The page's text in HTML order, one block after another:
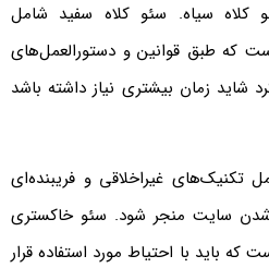
سیاه. سئو کلاه سفید شامل
که طبق قوانین و دستورالعمل‌های
شاید زمان بیشتری نیاز داشته باشد
تکنیک‌های غیراخلاقی و فریبنده‌ای
سایت منجر شود. سئو خاکستری
که باید با احتیاط مورد استفاده قرار